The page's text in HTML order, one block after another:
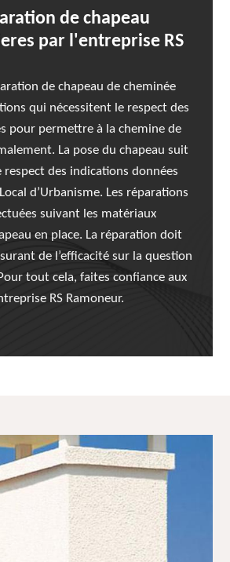
de chapeau
par l'entreprise RS
de chapeau de cheminée
qui nécessitent le respect des
pour permettre à la chemine de
La pose du chapeau suit
respect des indications données
d’Urbanisme. Les réparations
suivant les matériaux
en place. La réparation doit
de l’efficacité sur la question
tout cela, faites confiance aux
RS Ramoneur.